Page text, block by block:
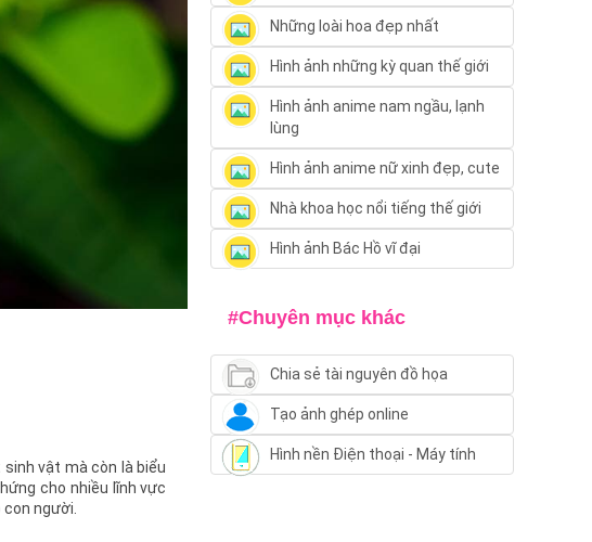
vật mà còn là biểu
cho nhiều lĩnh vực
người.
Những loài hoa đẹp nhất
Hình ảnh những kỳ quan thế giới
Hình ảnh anime nam ngầu, lạnh
lùng
Hình ảnh anime nữ xinh đẹp, cute
Nhà khoa học nổi tiếng thế giới
Hình ảnh Bác Hồ vĩ đại
#Chuyên mục khác
Chia sẻ tài nguyên đồ họa
Tạo ảnh ghép online
Hình nền Điện thoại - Máy tính